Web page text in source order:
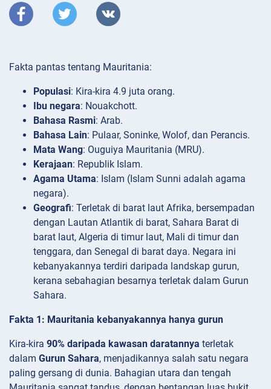
Fakta pantas tentang Mauritania:
Populasi: Kira-kira 4.9 juta orang.
Ibu negara: Nouakchott.
Bahasa Rasmi: Arab.
Bahasa Lain: Pulaar, Soninke, Wolof, dan Perancis.
Mata Wang: Ouguiya Mauritania (MRU).
Kerajaan: Republik Islam.
Agama Utama: Islam (Islam Sunni adalah agama
negara).
Geografi: Terletak di barat laut Afrika, bersempadan
dengan Lautan Atlantik di barat, Sahara Barat di
barat laut, Algeria di timur laut, Mali di timur dan
tenggara, dan Senegal di barat daya. Negara ini
kebanyakannya terdiri daripada landskap gurun,
kerana sebahagian besarnya terletak dalam Gurun
Sahara.
Fakta 1: Mauritania kebanyakannya hanya gurun
Kira-kira 90% daripada kawasan daratannya terletak
dalam Gurun Sahara, menjadikannya salah satu negara
paling gersang di dunia. Bahagian utara dan tengah